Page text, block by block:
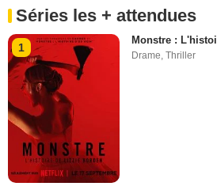
Séries les + attendues
1
Monstre :
Drame,Thriller